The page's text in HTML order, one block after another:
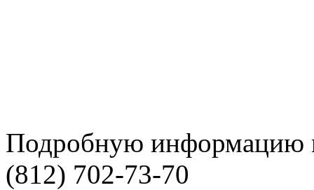
Подробную информацию
(812) 702-73-70